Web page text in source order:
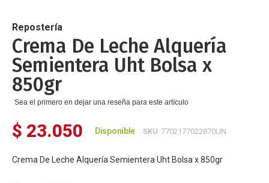
de
la
galería
de
imágenes
Repostería
Crema De Leche Alquería
Semientera Uht Bolsa x
850gr
Sea el primero en dejar una reseña para este artículo
$ 23.050 Disponible SKU 7702177022870UN
Crema De Leche Alquería Semientera Uht Bolsa x 850gr